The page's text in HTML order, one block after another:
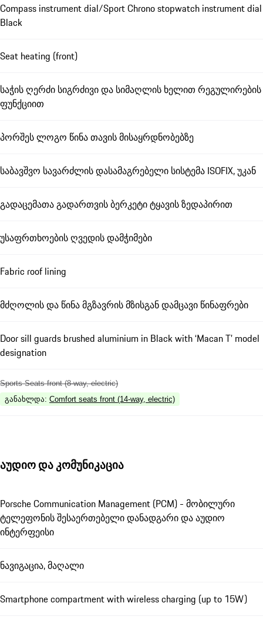
Compass instrument dial/Sport Chrono stopwatch instrument dial
Black
Seat heating (front)
საჭის ღერძი სიგრძივი და სიმაღლის ხელით რეგულირების
ფუნქციით
პორშეს ლოგო წინა თავის მისაყრდნობებზე
საბავშვო სავარძლის დასამაგრებელი სისტემა ISOFIX, უკან
გადაცემათა გადართვის ბერკეტი ტყავის ზედაპირით
უსაფრთხოების ღვედის დამჭიმები
Fabric roof lining
მძღოლის და წინა მგზავრის მზისგან დამცავი წინაფრები
Door sill guards brushed aluminium in Black with ‘Macan T’ model
designation
Sports Seats front (8-way, electric)
განახლდა: Comfort seats front (14-way, electric)
აუდიო და კომუნიკაცია
Porsche Communication Management (PCM) - მობილური
ტელეფონის შესაერთებელი დანადგარი და აუდიო
ინტერფეისი
ნავიგაცია, მაღალი
Smartphone compartment with wireless charging (up to 15W)